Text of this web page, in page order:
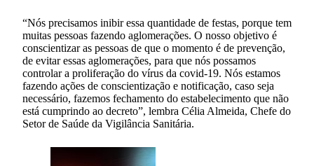
“Nós precisamos inibir essa quantidade de festas, porque tem
muitas pessoas fazendo aglomerações. O nosso objetivo é
conscientizar as pessoas de que o momento é de prevenção,
de evitar essas aglomerações, para que nós possamos
controlar a proliferação do vírus da covid-19. Nós estamos
fazendo ações de conscientização e notificação, caso seja
necessário, fazemos fechamento do estabelecimento que não
está cumprindo ao decreto”, lembra Célia Almeida, Chefe do
Setor de Saúde da Vigilância Sanitária.